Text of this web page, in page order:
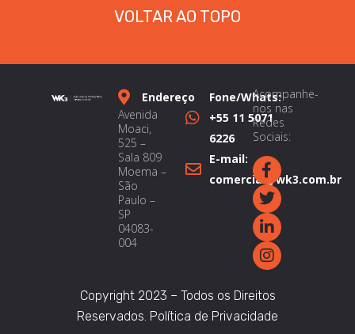
VOLTAR AO TOPO
Endereço
Avenida
Moaci,
525 –
Sala 809
Moema –
São
Paulo –
SP
04083-
004
Fone/Whats:
+55 11 5071
6226
E-mail:
comercial@wk3.com.br
Acompanhe-
nos nas
Redes
Sociais:
Copyright 2023 – Todos os Direitos
Reservados. Política de Privacidade